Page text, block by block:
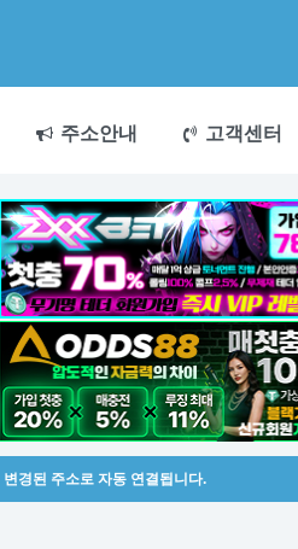
주소안내 고객센터
경된 주소로 자동 연결됩니다.